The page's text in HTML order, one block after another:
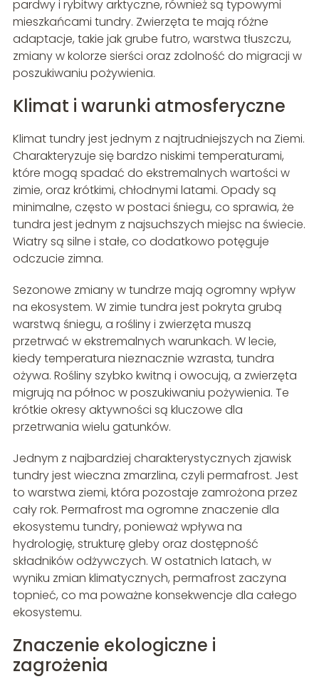
pardwy i rybitwy arktyczne, również są typowymi
mieszkańcami tundry. Zwierzęta te mają różne
adaptacje, takie jak grube futro, warstwa tłuszczu,
zmiany w kolorze sierści oraz zdolność do migracji w
poszukiwaniu pożywienia.
Klimat i warunki atmosferyczne
Klimat tundry jest jednym z najtrudniejszych na Ziemi.
Charakteryzuje się bardzo niskimi temperaturami,
które mogą spadać do ekstremalnych wartości w
zimie, oraz krótkimi, chłodnymi latami. Opady są
minimalne, często w postaci śniegu, co sprawia, że
tundra jest jednym z najsuchszych miejsc na świecie.
Wiatry są silne i stałe, co dodatkowo potęguje
odczucie zimna.
Sezonowe zmiany w tundrze mają ogromny wpływ
na ekosystem. W zimie tundra jest pokryta grubą
warstwą śniegu, a rośliny i zwierzęta muszą
przetrwać w ekstremalnych warunkach. W lecie,
kiedy temperatura nieznacznie wzrasta, tundra
ożywa. Rośliny szybko kwitną i owocują, a zwierzęta
migrują na północ w poszukiwaniu pożywienia. Te
krótkie okresy aktywności są kluczowe dla
przetrwania wielu gatunków.
Jednym z najbardziej charakterystycznych zjawisk
tundry jest wieczna zmarzlina, czyli permafrost. Jest
to warstwa ziemi, która pozostaje zamrożona przez
cały rok. Permafrost ma ogromne znaczenie dla
ekosystemu tundry, ponieważ wpływa na
hydrologię, strukturę gleby oraz dostępność
składników odżywczych. W ostatnich latach, w
wyniku zmian klimatycznych, permafrost zaczyna
topnieć, co ma poważne konsekwencje dla całego
ekosystemu.
Znaczenie ekologiczne i
zagrożenia